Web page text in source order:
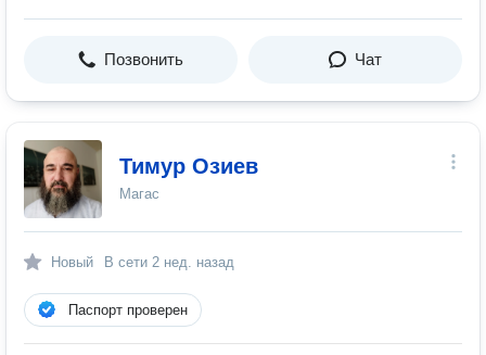
Позвонить Чат
Тимур Озиев
Магас
Новый В сети 2 нед. назад
Паспорт проверен